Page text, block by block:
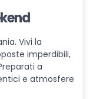
Vivi la
imperdibili,
a
e atmosfere